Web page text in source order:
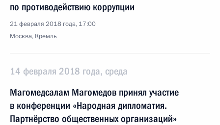
по противодействию коррупции
21 февраля 2018 года, 17:00
Москва, Кремль
14 февраля 2018 года, среда
Магомедсалам Магомедов принял участие
в конференции «Народная дипломатия.
Партнёрство общественных организаций»